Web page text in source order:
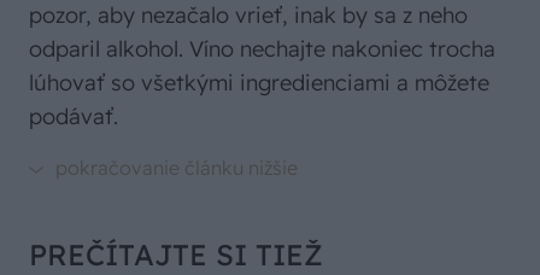
pozor, aby nezačalo vrieť, inak by sa z neho
odparil alkohol. Víno nechajte nakoniec trocha
lúhovať so všetkými ingredienciami a môžete
podávať.
PREČÍTAJTE SI TIEŽ